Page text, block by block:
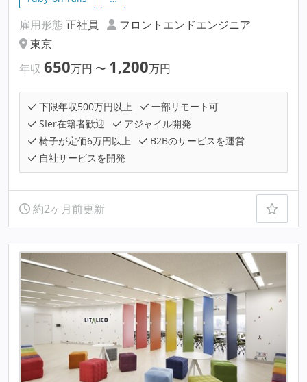
雇用形態 正社員
フロントエンドエンジニア
東京
年収 650万円 〜 1,200万円
下限年収500万円以上
一部リモート可
SIer在籍者歓迎
アジャイル開発
椅子が定価6万円以上
B2Bのサービスを運営
自社サービスを開発
約2ヶ月前更新